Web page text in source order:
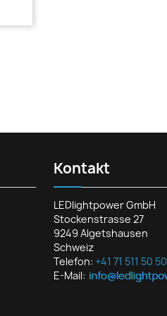
Kontakt
LEDlightpower GmbH
Stockenstrasse 27
9249 Algetshausen
Schweiz
Telefon: +41 71 511 50 50
E-Mail: